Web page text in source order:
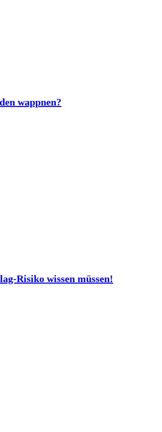
wappnen?
Risiko wissen müssen!